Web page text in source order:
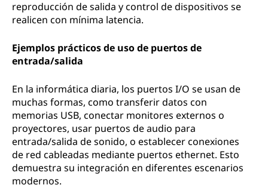
reproducción de salida y control de dispositivos se
realicen con mínima latencia.
Ejemplos prácticos de uso de puertos de
entrada/salida
En la informática diaria, los puertos I/O se usan de
muchas formas, como transferir datos con
memorias USB, conectar monitores externos o
proyectores, usar puertos de audio para
entrada/salida de sonido, o establecer conexiones
de red cableadas mediante puertos ethernet. Esto
demuestra su integración en diferentes escenarios
modernos.